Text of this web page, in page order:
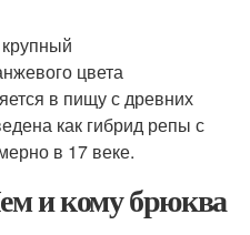
цвета
в пищу с древних
как гибрид репы с
в 17 веке.
и кому брюква